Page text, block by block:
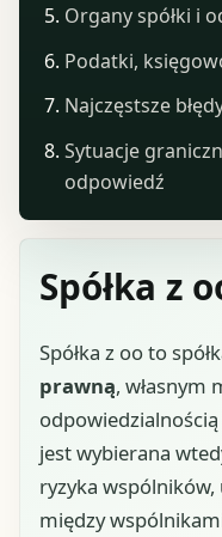
Spółka z
Spółka z oo to
prawną, własnym
jest wybierana
ryzyka
między
Organy spółki i
Podatki,
Najczęstsze
Sytuacje
odpowiedź